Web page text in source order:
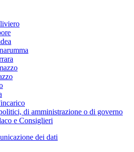
di amministrazione o di governo
e Consiglieri
dei dati